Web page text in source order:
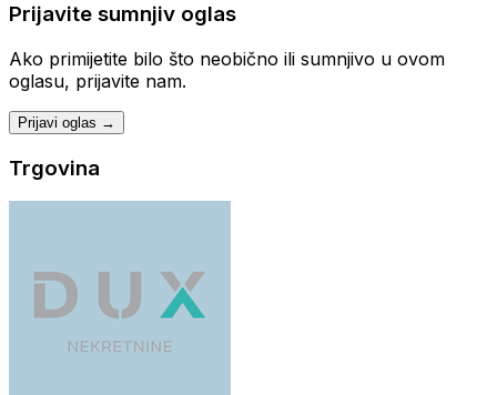
Prijavite sumnjiv oglas
Ako primijetite bilo što neobično ili sumnjivo u ovom
oglasu, prijavite nam.
Prijavi oglas →
Trgovina